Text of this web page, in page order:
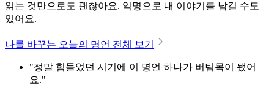
읽는 것만으로도 괜찮아요. 익명으로 내 이야기를 남길 수도
있어요.
나를 바꾸는 오늘의 명언 전체 보기
"정말 힘들었던 시기에 이 명언 하나가 버팀목이 됐어
요."